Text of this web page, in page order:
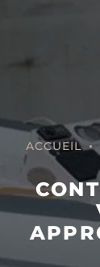
AGILIS
ACCUEIL